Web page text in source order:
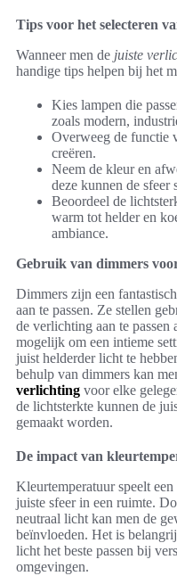
Tips voor het selecteren
Wanneer men de juiste
handige tips helpen bij het
Kies lampen die
zoals modern,
Overweeg de functie
creëren.
Neem de kleur en
deze kunnen de sfeer
Beoordeel de
warm tot helder en
ambiance.
Gebruik van dimmers
Dimmers zijn een
aan te passen. Ze stellen
de verlichting aan te passen
mogelijk om een intieme
juist helderder licht te
behulp van dimmers kan
verlichting voor elke
de lichtsterkte kunnen de
gemaakt worden.
De impact van
Kleurtemperatuur speelt
juiste sfeer in een ruimte.
neutraal licht kan men de
beïnvloeden. Het is
licht het beste passen bij
omgevingen.